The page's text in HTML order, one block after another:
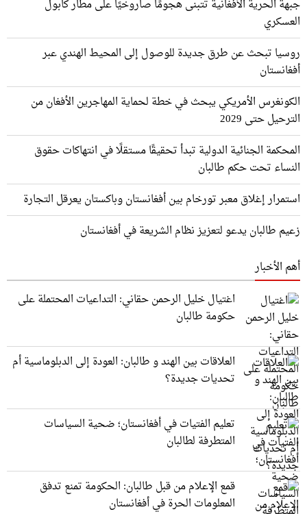
جبهة الحرية الأفغانية تتبنى هجومًا صاروخيًا على مطار كابول
العسكري
روسيا تبحث عن طرق جديدة للوصول إلى المحيط الهندي عبر
أفغانستان
الكونغرس الأمريكي يبحث في خطة لحماية المهاجرين الأفغان من
الترحيل حتى 2029
المحكمة الجنائية الدولية تبدأ تحقيقًا مستقلًا في انتهاكات حقوق
النساء تحت حكم طالبان
استمرار إغلاق معبر تورخام بين أفغانستان وباكستان يعرقل التجارة
زعيم طالبان يدعو لتعزيز نظام الشريعة في أفغانستان
أهم الأخبار
اغتيال خليل الرحمن حقاني: التداعيات المحتملة على
حكومة طالبان
العلاقات بين الهند و طالبان: العودة إلى الدبلوماسية أم
تحديات جديدة؟
تعليم الفتيات في أفغانستان؛ ضحية السياسات
المتطرفة لطالبان
قمع الإعلام من قبل طالبان: الحكومة تمنع تدفق
المعلومات الحرة في أفغانستان